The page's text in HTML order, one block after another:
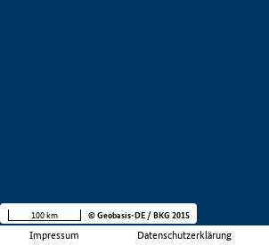
Impressum Datenschutzerklärung
100 km © Geobasis-DE / BKG 2015